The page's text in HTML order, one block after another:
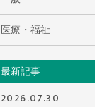
医療・福祉
最新記事
2026.07.30